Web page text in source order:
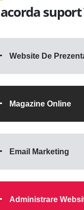
suport
Website De
Magazine Online
Email Marketing
Administrare